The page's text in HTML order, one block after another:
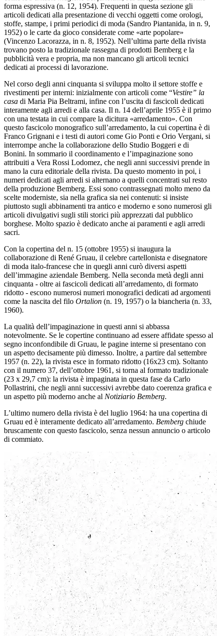
forma espressiva (n. 12, 1954). Frequenti in questa sezione gli
articoli dedicati alla presentazione di vecchi oggetti come orologi,
stoffe, stampe, i primi periodici di moda (Sandro Piantanida, in n. 9,
1952) o le carte da gioco considerate come «arte popolare»
(Vincenzo Lacorazza, in n. 8, 1952). Nell’ultima parte della rivista
trovano posto la tradizionale rassegna di prodotti Bemberg e la
pubblicità vera e propria, ma non mancano gli articoli tecnici
dedicati ai processi di lavorazione.
Nel corso degli anni cinquanta si sviluppa molto il settore stoffe e
rivestimenti per interni: inizialmente con articoli come “Vestire” la
casa di Maria Pia Beltrami, infine con l’uscita di fascicoli dedicati
interamente agli arredi e alla casa. Il n. 14 dell’aprile 1955 è il primo
con una testata in cui compare la dicitura «arredamento». Con
questo fascicolo monografico sull’arredamento, la cui copertina è di
Franco Grignani e i testi di autori come Gio Ponti e Orio Vergani, si
interrompe anche la collaborazione dello Studio Boggeri e di
Bonini. In sommario il coordinamento e l’impaginazione sono
attribuiti a Vera Rossi Lodomez, che negli anni successivi prende in
mano la cura editoriale della rivista. Da questo momento in poi, i
numeri dedicati agli arredi si alternano a quelli concentrati sul resto
della produzione Bemberg. Essi sono contrassegnati molto meno da
scelte moderniste, sia nella grafica sia nei contenuti: si insiste
piuttosto sugli abbinamenti tra antico e moderno e sono numerosi gli
articoli divulgativi sugli stili storici più apprezzati dal pubblico
borghese. Molto spazio è dedicato anche ai paramenti e agli arredi
sacri.
Con la copertina del n. 15 (ottobre 1955) si inaugura la
collaborazione di René Gruau, il celebre cartellonista e disegnatore
di moda italo-francese che in quegli anni curò diversi aspetti
dell’immagine aziendale Bemberg. Nella seconda metà degli anni
cinquanta - oltre ai fascicoli dedicati all’arredamento, di formato
ridotto - escono numerosi numeri monografici dedicati ad argomenti
come la nascita del filo Ortalion (n. 19, 1957) o la biancheria (n. 33,
1960).
La qualità dell’impaginazione in questi anni si abbassa
notevolmente. Se le copertine continuano ad essere affidate spesso al
segno inconfondibile di Gruau, le pagine interne si presentano con
un aspetto decisamente più dimesso. Inoltre, a partire dal settembre
1957 (n. 22), la rivista esce in formato ridotto (16x23 cm). Soltanto
con il numero 37, dell’ottobre 1961, si torna al formato tradizionale
(23 x 29,7 cm): la rivista è impaginata in questa fase da Carlo
Pollastrini, che negli anni successivi avrebbe dato coerenza grafica e
un aspetto più moderno anche al Notiziario Bemberg.
L’ultimo numero della rivista è del luglio 1964: ha una copertina di
Gruau ed è interamente dedicato all’arredamento. Bemberg chiude
bruscamente con questo fascicolo, senza nessun annuncio o articolo
di commiato.